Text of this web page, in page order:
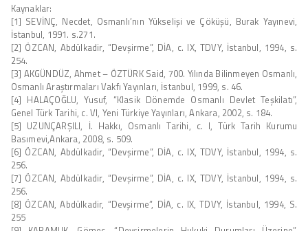
Kaynaklar:
[1] SEVİNÇ, Necdet, Osmanlı’nın Yükselişi ve Çöküşü, Burak Yayınevi,
İstanbul, 1991. s.271.
[2] ÖZCAN, Abdülkadir, “Devşirme”, DİA, c. IX, TDVY, İstanbul, 1994, s.
254.
[3] AKGÜNDÜZ, Ahmet – ÖZTÜRK Said, 700. Yılında Bilinmeyen Osmanlı,
Osmanlı Araştırmaları Vakfı Yayınları, İstanbul, 1999, s. 46.
[4] HALAÇOĞLU, Yusuf, “Klasik Dönemde Osmanlı Devlet Teşkilatı”,
Genel Türk Tarihi, c. VI, Yeni Türkiye Yayınları, Ankara, 2002, s. 184.
[5] UZUNÇARŞILI, İ. Hakkı, Osmanlı Tarihi, c. I, Türk Tarih Kurumu
Basımevi,Ankara, 2008, s. 509.
[6] ÖZCAN, Abdülkadir, “Devşirme”, DİA, c. IX, TDVY, İstanbul, 1994, s.
256.
[7] ÖZCAN, Abdülkadir, “Devşirme”, DİA, c. IX, TDVY, İstanbul, 1994, s.
256.
[8] ÖZCAN, Abdülkadir, “Devşirme”, DİA, c. IX, TDVY, İstanbul, 1994, S.
255